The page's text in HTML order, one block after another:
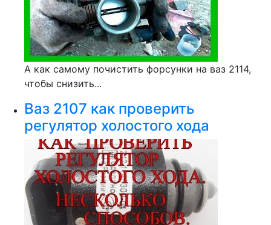
А как самому почистить форсунки на ваз 2114,
чтобы снизить...
Ваз 2107 как проверить
регулятор холостого хода